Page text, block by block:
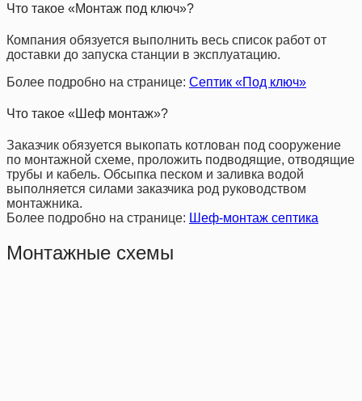
Что такое «Монтаж под ключ»?
Компания обязуется выполнить весь список работ от
доставки до запуска станции в эксплуатацию.
Более подробно на странице: Септик «Под ключ»
Что такое «Шеф монтаж»?
Заказчик обязуется выкопать котлован под сооружение
по монтажной схеме, проложить подводящие, отводящие
трубы и кабель. Обсыпка песком и заливка водой
выполняется силами заказчика род руководством
монтажника.
Более подробно на странице: Шеф-монтаж септика
Монтажные схемы